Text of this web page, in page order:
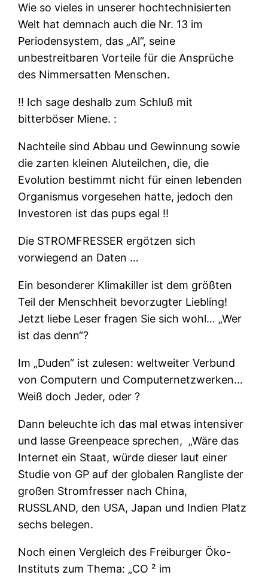
Wie so vieles in unserer hochtechnisierten
Welt hat demnach auch die Nr. 13 im
Periodensystem, das „Al“, seine
unbestreitbaren Vorteile für die Ansprüche
des Nimmersatten Menschen.
‼ Ich sage deshalb zum Schluß mit
bitterböser Miene. :
Nachteile sind Abbau und Gewinnung sowie
die zarten kleinen Aluteilchen, die, die
Evolution bestimmt nicht für einen lebenden
Organismus vorgesehen hatte, jedoch den
Investoren ist das pups egal ‼
Die STROMFRESSER ergötzen sich
vorwiegend an Daten …
Ein besonderer Klimakiller ist dem größten
Teil der Menschheit bevorzugter Liebling!
Jetzt liebe Leser fragen Sie sich wohl… „Wer
ist das denn“?
Im „Duden“ ist zulesen: weltweiter Verbund
von Computern und Computernetzwerken…
Weiß doch Jeder, oder ?
Dann beleuchte ich das mal etwas intensiver
und lasse Greenpeace sprechen, „Wäre das
Internet ein Staat, würde dieser laut einer
Studie von GP auf der globalen Rangliste der
großen Stromfresser nach China,
RUSSLAND, den USA, Japan und Indien Platz
sechs belegen.
Noch einen Vergleich des Freiburger Öko-
Instituts zum Thema: „CO ² im